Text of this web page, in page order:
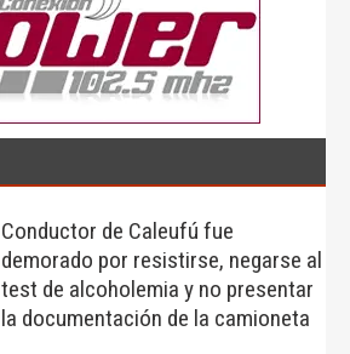
Conductor de Caleufú fue
demorado por resistirse, negarse al
test de alcoholemia y no presentar
la documentación de la camioneta